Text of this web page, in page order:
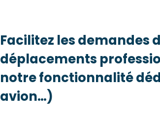
Facilitez les demandes
déplacements
notre fonctionnalité
avion…)